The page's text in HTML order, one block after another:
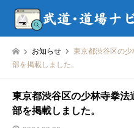
お知らせ
東京都渋谷区の
部を掲載しました。
東京都渋谷区の少林寺拳法
部を掲載しました。